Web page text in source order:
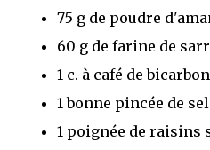
75 g de poudre
60 g de farine de
1 c. à café de
1 bonne pincée de sel
1 poignée de raisins